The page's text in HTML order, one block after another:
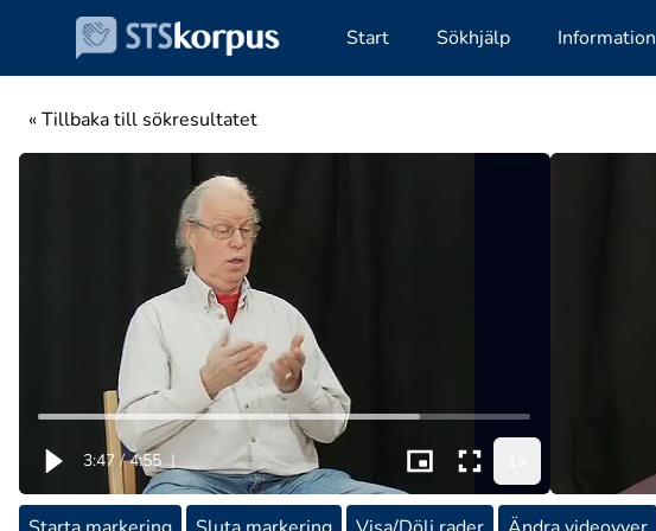
Start Sökhjälp Information
« Tillbaka till sökresultatet
3:47 / 4:55 |